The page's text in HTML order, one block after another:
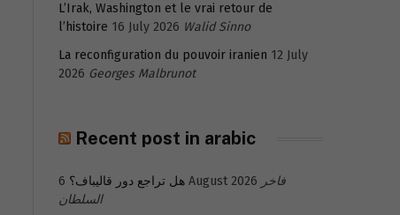
L’Irak, Washington et le vrai retour de
l’histoire 16 July 2026 Walid Sinno
La reconfiguration du pouvoir iranien 12 July
2026 Georges Malbrunot
Recent post in arabic
هل تراجع دور قاليباف؟ 6 August 2026 فاخر
السلطان